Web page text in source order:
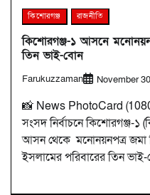
কিশোরগঞ্জ রাজনীতি
কিশোরগঞ্জ-১ আসনে
তিন ভাই-বোন
Farukuzzaman November
📸 News PhotoCard
সংসদ নির্বাচনে কিশোরগঞ্জ-
আসন থেকে মনোনয়নপত্র জমা
ইসলামের পরিবারের তিন